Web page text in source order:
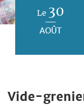
Le 30
AOÛT
Vide-